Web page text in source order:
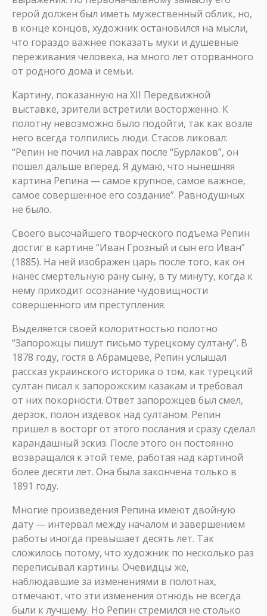
герой должен был иметь мужественный облик, но,
в конце концов, художник остановился на мысли,
что гораздо важнее показать муки и душевные
переживания человека, на много лет оторванного
от родного дома и семьи.
Картину, показанную на XII Передвижной
выставке, зрители встретили восторженно. К
полотну невозможно было подойти, так как возле
него всегда толпились люди. Стасов ликовал:
“Репин не почил на лаврах после “Бурлаков”, он
пошел дальше вперед. Я думаю, что нынешняя
картина Репина — самое крупное, самое важное,
самое совершенное его создание”. Равнодушных
не было.
Своего высочайшего творческого подъема Репин
достиг в картине “Иван Грозный и сын его Иван”
(1885). На ней изображен царь после того, как он
нанес смертельную рану сыну, в ту минуту, когда к
нему приходит осознание чудовищности
совершенного им преступления.
Выделяется своей колоритностью полотно
“Запорожцы пишут письмо турецкому султану”. В
1878 году, гостя в Абрамцеве, Репин услышал
рассказ украинского историка о том, как турецкий
султан писал к запорожским казакам и требовал
от них покорности. Ответ запорожцев был смел,
дерзок, полон издевок над султаном. Репин
пришел в восторг от этого послания и сразу сделал
карандашный эскиз. После этого он постоянно
возвращался к этой теме, работая над картиной
более десяти лет. Она была закончена только в
1891 году.
Многие произведения Репина имеют двойную
дату — интервал между началом и завершением
работы иногда превышает десять лет. Так
сложилось потому, что художник по несколько раз
переписывал картины. Очевидцы же,
наблюдавшие за изменениями в полотнах,
отмечают, что эти изменения отнюдь не всегда
были к лучшему. Но Репин стремился не столько